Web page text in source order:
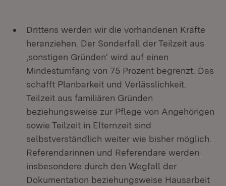
Drittens werden wir die vorhandenen Kräfte
heranziehen. Der Sonderfall der Teilzeit aus
‚sonstigen Gründen‘ wird auf einen
Mindestumfang von 75 Prozent begrenzt. Das
schafft Planbarkeit und Verlässlichkeit.
Teilzeit aus familiären Gründen
beziehungsweise zur Pflege von Angehörigen
sowie Teilzeit in Elternzeit sind
selbstverständlich weiter wie bisher möglich.
Referendarinnen und Referendare werden
insbesondere durch den Wegfall der
Dokumentation beziehungsweise Hausarbeit